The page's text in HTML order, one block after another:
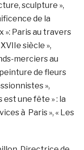
sculpture »,
de la
Paris au travers
siècle »,
merciers au
peinture de fleurs
»,
est une fête » : la
à Paris », « Les